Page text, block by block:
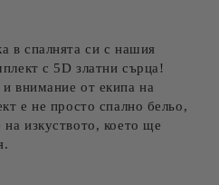
в спалнята си с нашия
с 5D златни сърца!
внимание от екипа на
е не просто спално бельо,
на изкуството, което ще